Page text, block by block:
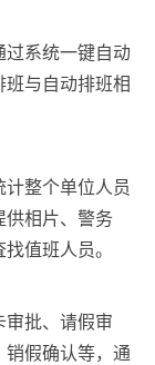
过系统一键自动
与自动排班相
整个单位人员
供相片、警务
值班人员。
审批、请假审
销假确认等，通